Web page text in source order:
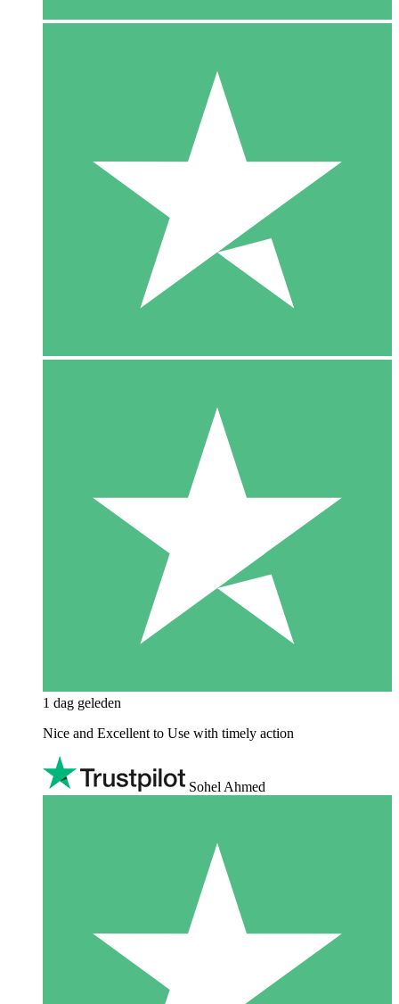
1 dag geleden
Nice and Excellent to Use with timely action
Sohel Ahmed